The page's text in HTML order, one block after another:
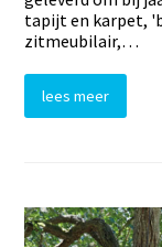
tapijt en karpet,
zitmeubilair,…
lees meer